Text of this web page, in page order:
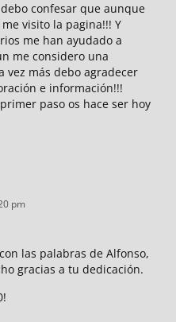
confesar que aunque
visito la pagina!!! Y
me han ayudado a
me considero una
más debo agradecer
e información!!!
paso os hace ser hoy
pm
las palabras de Alfonso,
gracias a tu dedicación.